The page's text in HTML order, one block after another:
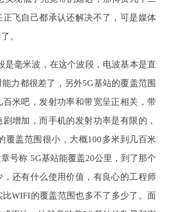
正飞自己都承认还解决不了，可是媒体
。
是毫米波，在这个波段，电波基本是直
力都很差了，另外5G基站的覆盖范围
米吧，发射功率和带宽呈正相关，带
增加，而手机的发射功率是有限的，
覆盖范围很小，大概100多米到几百米
号称 5G基站能覆盖20公里，到了那个
，还有什么使用价值，有良心的工程师
比WIFI的覆盖范围也多不了多少了。面